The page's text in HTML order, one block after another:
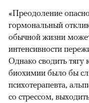
«Преодоление
гормональный
обычной жизни
интенсивности
Однако сводить тягу
биохимии было бы
психотерапевта,
со стрессом,